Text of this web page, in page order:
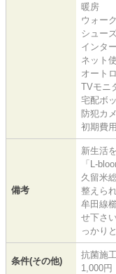
暖房
ウォー
シュー
インタ
ネット
オート
TVモニ
宅配ボ
防犯カ
初期費
備考
新生活
「L-
久留米
整えら
牟田線
せ下さ
っかり
条件(その他)
抗菌施
1,000円